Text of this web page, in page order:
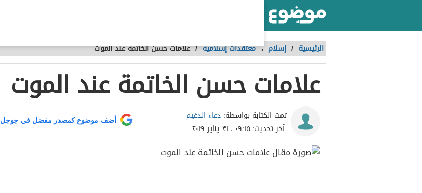
الرئيسية / إسلام ،معتقدات إسلامية /علامات حسن الخاتمة عند الموت
علامات حسن الخاتمة عند الموت
تمت الكتابة بواسطة:دعاء الدغيم
آخر تحديث:٠٩:١٥ ، ٣١ يناير ٢٠١٩
أضف موضوع كمصدر مفضل في جوجل